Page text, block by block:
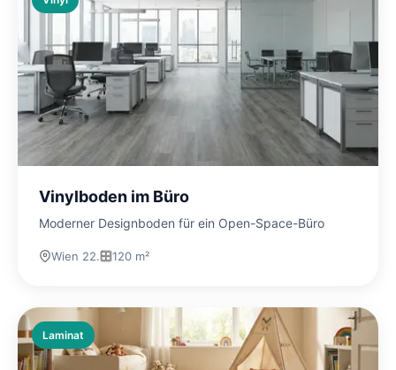
Vinylboden im Büro
Moderner Designboden für ein Open-Space-Büro
Wien 22. 120 m²
Laminat